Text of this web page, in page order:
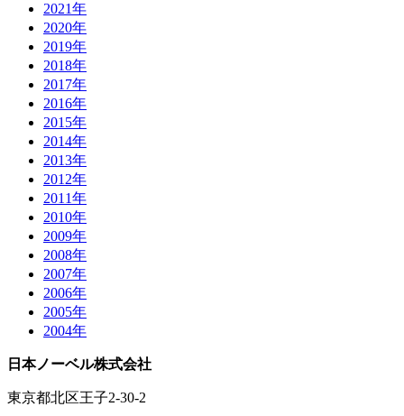
2021年
2020年
2019年
2018年
2017年
2016年
2015年
2014年
2013年
2012年
2011年
2010年
2009年
2008年
2007年
2006年
2005年
2004年
日本ノーベル株式会社
東京都北区王子2-30-2